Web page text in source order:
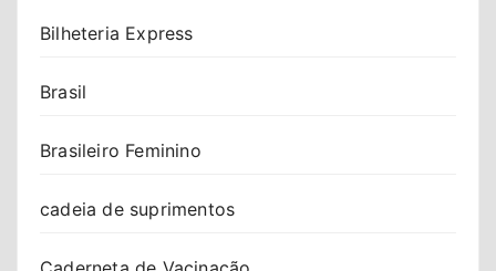
Bilheteria Express
Brasil
Brasileiro Feminino
cadeia de suprimentos